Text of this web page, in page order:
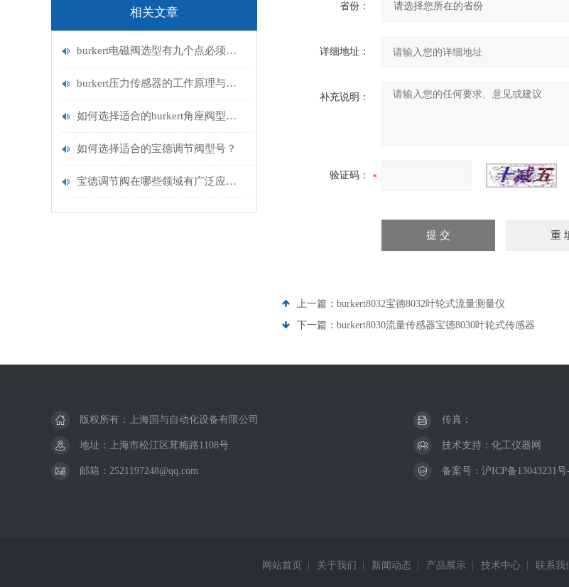
相关文章
burkert电磁阀选型有九个点必须知道国与百科
burkert压力传感器的工作原理与应用领域
如何选择适合的burkert角座阀型号？
如何选择适合的宝德调节阀型号？
宝德调节阀在哪些领域有广泛应用？
省份：
详细地址：
补充说明：
验证码：
上一篇： burkert8032宝德8032叶轮式流量测量仪
下一篇： burkert8030流量传感器宝德8030叶轮式传感器
版权所有：上海国与自动化设备有限公司 传真：
地址：上海市松江区茸梅路1108号 技术支持： 化工仪器网
邮箱：2521197248@qq.com 备案号： 沪ICP备13043231号
网站首页 关于我们 新闻动态 产品展示 技术中心 联系我